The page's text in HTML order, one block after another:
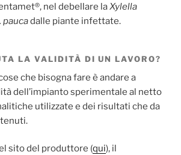
nel debellare laXylella
paucadalle piante infettate.
LA VALIDITÀ DI UN LAVORO?
che bisogna fare è andare a
dell’impianto sperimentale al netto
utilizzate e dei risultati che da
sito del produttore (qui), il